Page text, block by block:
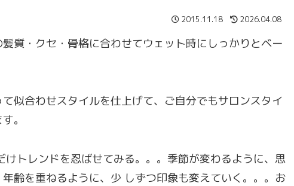
2015.11.18 2026.04.08
質・クセ・骨格に合わせてウェット時にしっかりとベー
似合わせスタイルを仕上げて、ご自分でもサロンスタイ
。
トレンドを忍ばせてみる。。。季節が変わるように、思
齢を重ねるように、少 しずつ印象も変えていく。。。お